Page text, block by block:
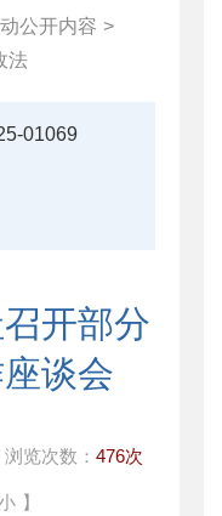
公开内容 >
法
01069
开部分
谈会
浏览次数： 476次
】